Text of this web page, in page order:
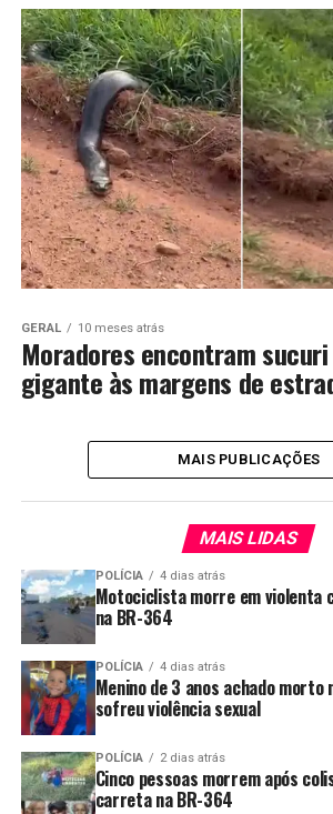
GERAL 10 meses atrás
Moradores encontram sucuri
gigante às margens de
MAIS PUBLICAÇÕES
MAIS LIDAS
POLÍCIA 4 dias atrás
Motociclista morre em violenta
na BR-364
POLÍCIA 4 dias atrás
Menino de 3 anos achado morto
sofreu violência sexual
POLÍCIA 2 dias atrás
Cinco pessoas morrem após
carreta na BR-364